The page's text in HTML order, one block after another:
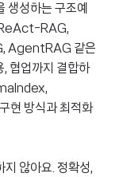
생성하는 구조예
ReAct-RAG,
AgentRAG 같은
협업까지 결합하
현 방식과 최적화
않아요. 정확성,